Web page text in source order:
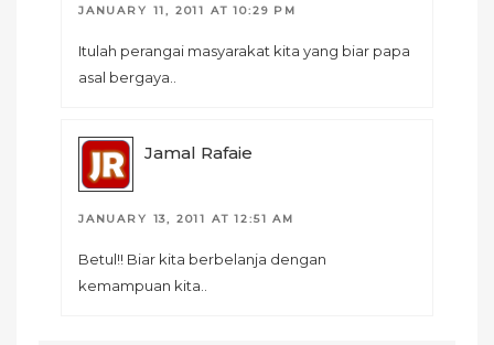
JANUARY 11, 2011 AT 10:29 PM
Itulah perangai masyarakat kita yang biar papa
asal bergaya..
Jamal Rafaie
JANUARY 13, 2011 AT 12:51 AM
Betul!! Biar kita berbelanja dengan
kemampuan kita..